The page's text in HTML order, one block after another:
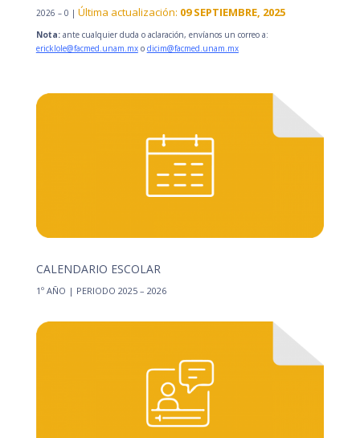
2026 – 0 | Última actualización: 09 SEPTIEMBRE, 2025
Nota:ante cualquier duda o aclaración, envíanos un correo a:
ericklole@facmed.unam.mxo dicim@facmed.unam.mx
CALENDARIO ESCOLAR
1º AÑO | PERIODO 2025 – 2026